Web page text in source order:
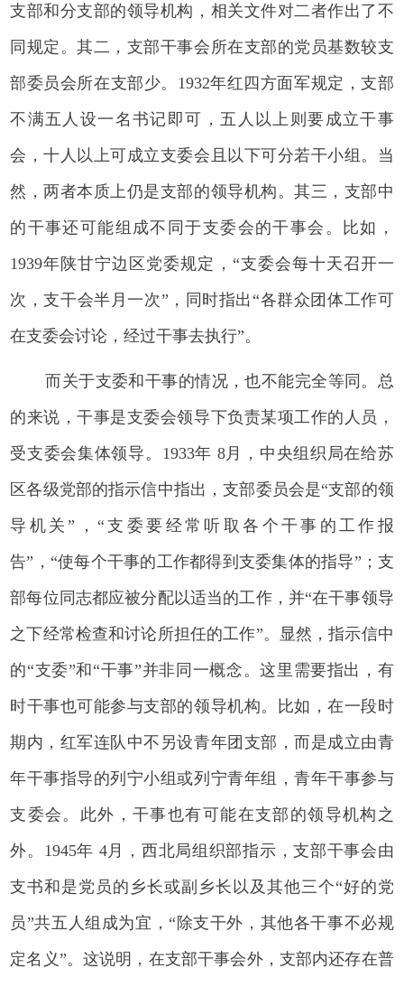
支部和分支部的领导机构，相关文件对二者作出了不
同规定。其二，支部干事会所在支部的党员基数较支
部委员会所在支部少。1932年红四方面军规定，支部
不满五人设一名书记即可，五人以上则要成立干事
会，十人以上可成立支委会且以下可分若干小组。当
然，两者本质上仍是支部的领导机构。其三，支部中
的干事还可能组成不同于支委会的干事会。比如，
1939年陕甘宁边区党委规定，“支委会每十天召开一
次，支干会半月一次”，同时指出“各群众团体工作可
在支委会讨论，经过干事去执行”。
而关于支委和干事的情况，也不能完全等同。总
的来说，干事是支委会领导下负责某项工作的人员，
受支委会集体领导。1933年 8月，中央组织局在给苏
区各级党部的指示信中指出，支部委员会是“支部的领
导机关”，“支委要经常听取各个干事的工作报
告”，“使每个干事的工作都得到支委集体的指导”；支
部每位同志都应被分配以适当的工作，并“在干事领导
之下经常检查和讨论所担任的工作”。显然，指示信中
的“支委”和“干事”并非同一概念。这里需要指出，有
时干事也可能参与支部的领导机构。比如，在一段时
期内，红军连队中不另设青年团支部，而是成立由青
年干事指导的列宁小组或列宁青年组，青年干事参与
支委会。此外，干事也有可能在支部的领导机构之
外。1945年 4月，西北局组织部指示，支部干事会由
支书和是党员的乡长或副乡长以及其他三个“好的党
员”共五人组成为宜，“除支干外，其他各干事不必规
定名义”。这说明，在支部干事会外，支部内还存在普